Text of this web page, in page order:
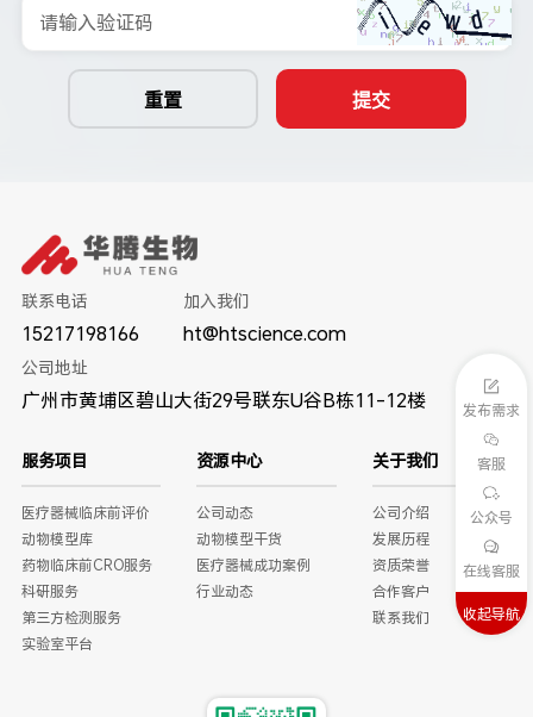
请输入验证码
提交
重置
联系电话
15217198166
加入我们
ht@htscience.com
公司地址
广州市黄埔区碧山大街29号联东U谷B栋11-12楼
服务项目
医疗器械临床前评价
动物模型库
药物临床前CRO服务
科研服务
第三方检测服务
实验室平台
资源中心
公司动态
动物模型干货
医疗器械成功案例
行业动态
关于我们
公司介绍
发展历程
资质荣誉
合作客户
联系我们
发布需求
客服
公众号
在线客服
收起导航